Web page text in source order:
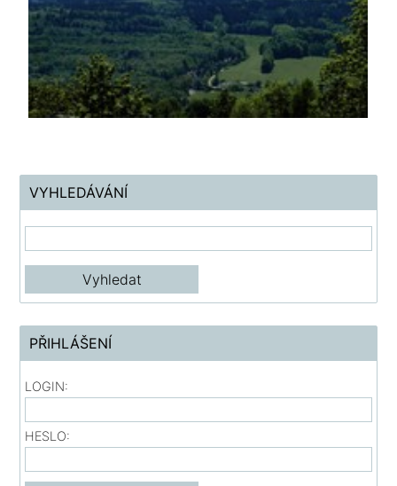
VYHLEDÁVÁNÍ
PŘIHLÁŠENÍ
LOGIN:
HESLO: